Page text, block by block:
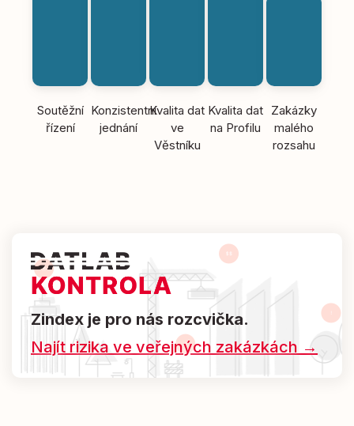
Soutěžní
řízení
Konzistentní
jednání
Kvalita dat
ve
Věstníku
Kvalita dat
na Profilu
Zakázky
malého
rozsahu
Zindex je pro nás rozcvička.
Najít rizika ve veřejných zakázkách →